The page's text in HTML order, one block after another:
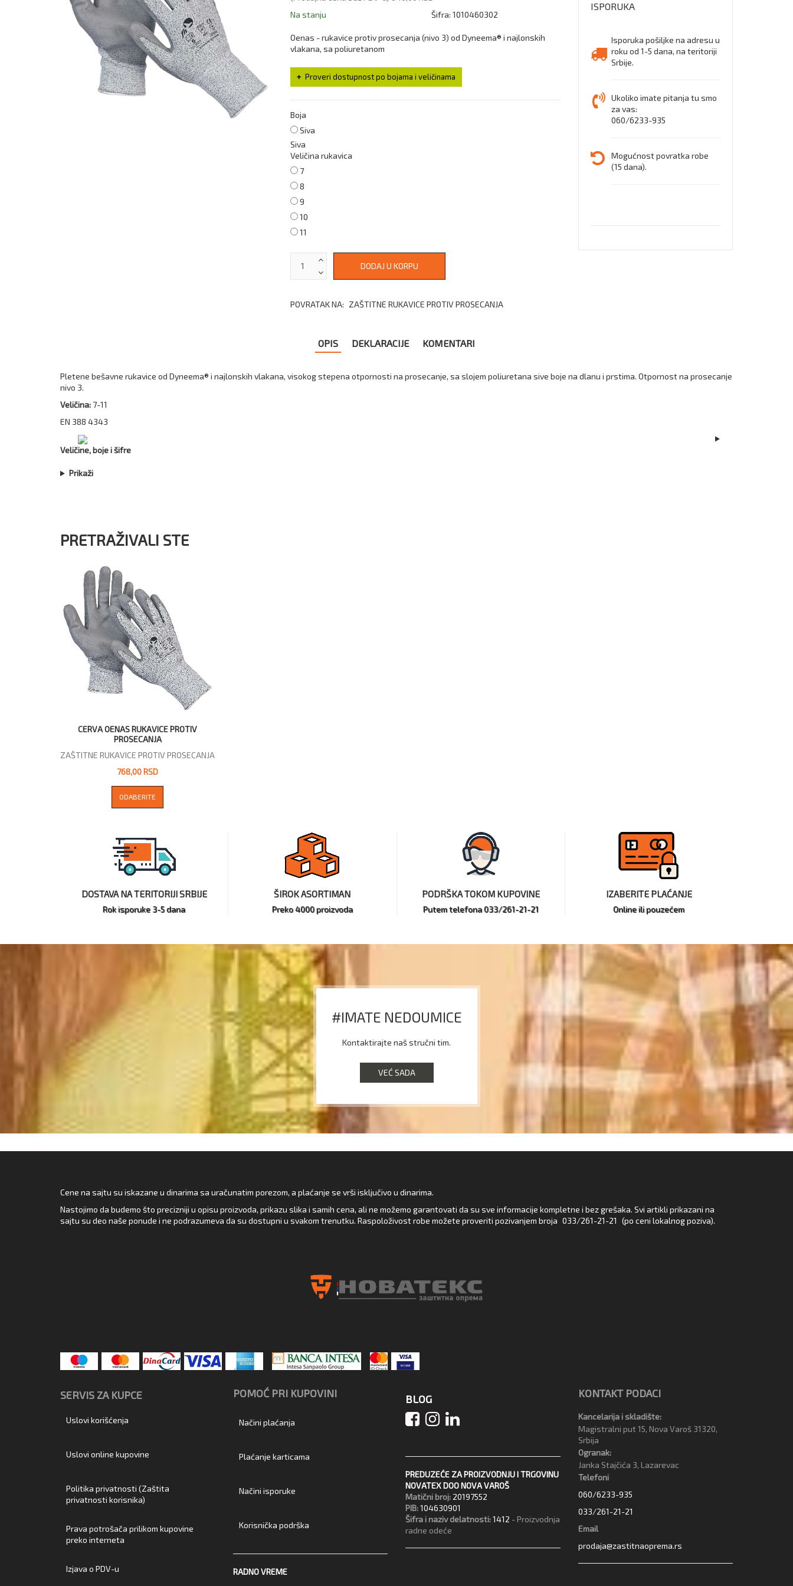
400mm,
nivo
Na stanju
Šifra: 1010460302
Oenas - rukavice protiv prosecanja (nivo 3) od Dyneema® i najlonskih
vlakana, sa poliuretanom
Proveri dostupnost po bojama i veličinama
Boja
Siva
Siva
Veličina rukavica
7
8
9
10
11
POVRATAK NA: ZAŠTITNE RUKAVICE PROTIV PROSECANJA
ISPORUKA
Isporuka pošiljke na adresu u
roku od 1-5 dana, na teritoriji
Srbije.
Ukoliko imate pitanja tu smo
za vas:
060/6233-935
Mogućnost povratka robe
(15 dana).
OPIS DEKLARACIJE KOMENTARI
Pletene bešavne rukavice od Dyneema® i najlonskih vlakana, visokog stepena otpornosti na prosecanje, sa slojem poliuretana sive boje na dlanu i prstima. Otpornost na prosecanje
nivo 3.
Veličina: 7-11
EN 388 4343
Veličine, boje i šifre
Prikaži
PRETRAŽIVALI STE
CERVA OENAS RUKAVICE PROTIV
PROSECANJA
ZAŠTITNE RUKAVICE PROTIV PROSECANJA
768,00 RSD
ODABERITE
DOSTAVA NA TERITORIJI SRBIJE
Rok isporuke 3-5 dana
ŠIROK ASORTIMAN
Preko 4000 proizvoda
PODRŠKA TOKOM KUPOVINE
Putem telefona 033/261-21-21
IZABERITE PLAĆANJE
Online ili pouzećem
#IMATE NEDOUMICE
Kontaktirajte naš stručni tim.
VEĆ SADA
Cene na sajtu su iskazane u dinarima sa uračunatim porezom, a plaćanje se vrši isključivo u dinarima.
Nastojimo da budemo što precizniji u opisu proizvoda, prikazu slika i samih cena, ali ne možemo garantovati da su sve informacije kompletne i bez grešaka. Svi artikli prikazani na
sajtu su deo naše ponude i ne podrazumeva da su dostupni u svakom trenutku. Raspoloživost robe možete proveriti pozivanjem broja 033/261-21-21 (po ceni lokalnog poziva).
SERVIS ZA KUPCE
Uslovi korišćenja
Uslovi online kupovine
Politika privatnosti (Zaštita
privatnosti korisnika)
Prava potrošača prilikom kupovine
preko interneta
Izjava o PDV-u
POMOĆ PRI KUPOVINI
Načini plaćanja
Plaćanje karticama
Načini isporuke
Korisnička podrška
RADNO VREME
BLOG
PREDUZEĆE ZA PROIZVODNJU I TRGOVINU
NOVATEX DOO NOVA VAROŠ
Matični broj: 20197552
PIB:104630901
Šifra i naziv delatnosti:1412 - Proizvodnja
radne odeće
KONTAKT PODACI
Kancelarija i skladište:
Magistralni put 15, Nova Varoš 31320,
Srbija
Ogranak:
Janka Stajčića 3, Lazarevac
Telefoni
060/6233-935
033/261-21-21
Email
prodaja@zastitnaoprema.rs